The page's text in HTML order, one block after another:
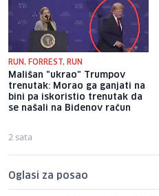
RUN, FORREST, RUN
Mališan "ukrao" Trumpov
trenutak: Morao ga ganjati na
bini pa iskoristio trenutak da
se našali na Bidenov račun
2 sata
Oglasi za posao